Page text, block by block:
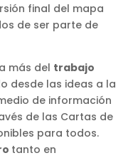
final del mapa
de ser parte de
más del trabajo
desde las ideas a la
de información
de las Cartas de
para todos.
tanto en